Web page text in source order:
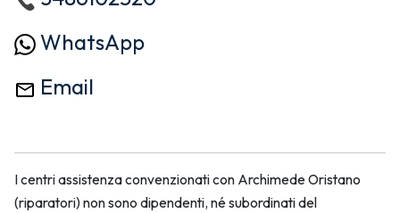
WhatsApp
Email
I centri assistenza convenzionati con Archimede Oristano
(riparatori) non sono dipendenti, né subordinati del